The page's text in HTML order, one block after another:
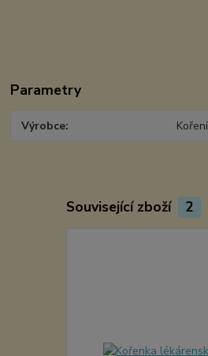
Parametry
Výrobce
Související zboží 2